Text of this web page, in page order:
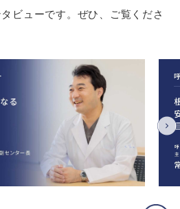
ビューです。ぜひ、ご覧くださ